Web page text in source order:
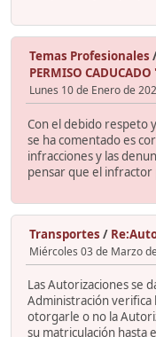
Temas Profesionales
PERMISO
Lunes 10 de Enero de
Con el debido respeto
se ha comentado es
infracciones y las
pensar que el infractor
Transportes /
Miércoles 03 de Marzo
Las Autorizaciones se
Administración verifica
otorgarle o no la
su matriculación hasta